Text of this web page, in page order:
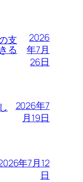
支
る
2026
年7月
26日
2026年7
月19日
年7月12
日